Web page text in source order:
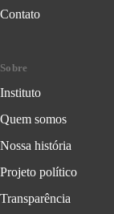
Contato
Sobre
Instituto
Quem somos
Nossa história
Projeto político
Transparência